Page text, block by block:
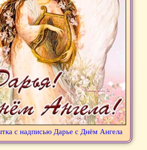
с надписью Дарье с Днём Ангела